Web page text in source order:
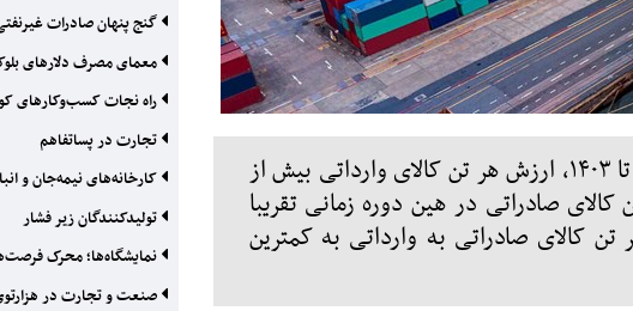
مطابق آمارهای گمرک، در بازه سال‌های ۱۳۹۴ تا ۱۴۰۳، ارزش هر تن کالای وارداتی بیش از
کالای صادراتی در هین دوره زمانی تقریبا
کالای صادراتی به وارداتی به کمترین
گنج پنهان صادرات
معمای مصرف دلارهای
راه نجات کسب‌وکارهای
تجارت در پساتفاهم
کارخانه‌های نیمه‌جان و
تولیدکنندگان زیر فشار
نمایشگاه‌ها؛ محرک
صنعت و تجارت در